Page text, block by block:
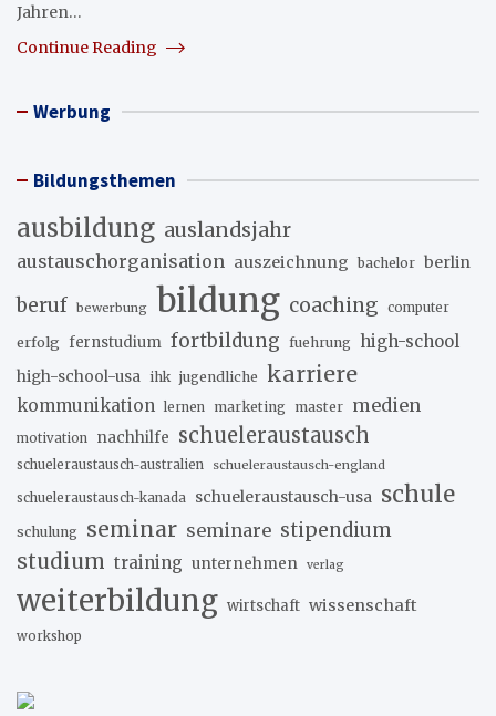
Jahren…
Continue Reading
Werbung
Bildungsthemen
ausbildung auslandsjahr
austauschorganisation auszeichnung bachelor berlin
beruf bewerbung bildung coaching computer
erfolg fernstudium fortbildung fuehrung high-school
high-school-usa ihk jugendliche karriere
kommunikation lernen marketing master medien
motivation nachhilfe schueleraustausch
schueleraustausch-australien schueleraustausch-england
schueleraustausch-kanada schueleraustausch-usa schule
schulung seminar seminare stipendium
studium training unternehmen verlag
weiterbildung wirtschaft wissenschaft
workshop